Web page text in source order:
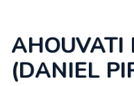
AHOUVATI
(DANIEL